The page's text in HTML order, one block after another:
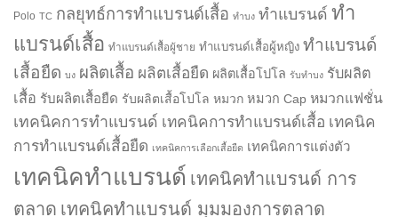
Polo TC กลยุทธ์การทำแบรนด์เสื้อ ทำบง ทำแบรนด์ ทำ
แบรนด์เสื้อ ทำแบรนด์เสื้อผู้ชาย ทำแบรนด์เสื้อผู้หญิง ทำแบรนด์
เสื้อยืด บง ผลิตเสื้อ ผลิตเสื้อยืด ผลิตเสื้อโปโล รับทำบง รับผลิต
เสื้อ รับผลิตเสื้อยืด รับผลิตเสื้อโปโล หมวก หมวก Cap หมวกแฟชั่น
เทคนิคการทำแบรนด์ เทคนิคการทำแบรนด์เสื้อ เทคนิค
การทำแบรนด์เสื้อยืด เทคนิคการเลือกเสื้อยืด เทคนิคการแต่งตัว
เทคนิคทำแบรนด์ เทคนิคทำแบรนด์ การ
ตลาด เทคนิคทำแบรนด์ มุมมองการตลาด